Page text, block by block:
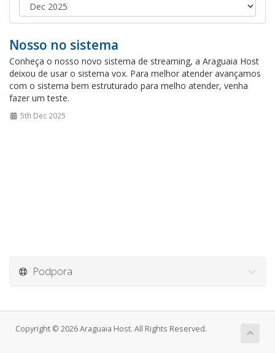
Nosso no sistema
Conheça o nosso novo sistema de streaming, a Araguaia Host
deixou de usar o sistema vox. Para melhor atender avançamos
com o sistema bem estruturado para melho atender, venha
fazer um teste.
5th Dec 2025
Podpora
Copyright © 2026 Araguaia Host. All Rights Reserved.